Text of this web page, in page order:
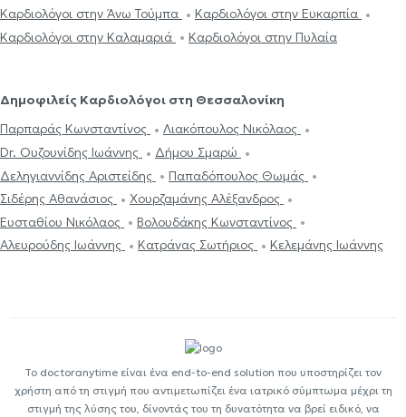
Καρδιολόγοι στην Άνω Τούμπα
Καρδιολόγοι στην Ευκαρπία
Καρδιολόγοι στην Καλαμαριά
Καρδιολόγοι στην Πυλαία
Δημοφιλείς Καρδιολόγοι στη Θεσσαλονίκη
Παρπαράς Κωνσταντίνος
Λιακόπουλος Νικόλαος
Dr. Ουζουνίδης Ιωάννης
Δήμου Σμαρώ
Δεληγιαννίδης Αριστείδης
Παπαδόπουλος Θωμάς
Σιδέρης Αθανάσιος
Χουρζαμάνης Αλέξανδρος
Ευσταθίου Νικόλαος
Βολουδάκης Κωνσταντίνος
Αλευρούδης Ιωάννης
Κατράνας Σωτήριος Κελεμάνης Ιωάννης
Το doctoranytime είναι ένα end-to-end solution που υποστηρίζει τον
χρήστη από τη στιγμή που αντιμετωπίζει ένα ιατρικό σύμπτωμα μέχρι τη
στιγμή της λύσης του, δίνοντάς του τη δυνατότητα να βρεί ειδικό, να